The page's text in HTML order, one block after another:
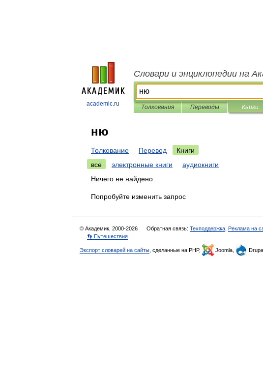
academic.ru
Словари и энциклопедии на
Толкования Переводы Книги
ню
Толкование Перевод
Книги
все
электронные книги
аудиокниги
Ничего не найдено.
Попробуйте изменить запрос
© Академик, 2000-2026 Обратная связь: Техподдержка Реклама на
👣 Путешествия
Экспорт словарей на сайты , сделанные на PHP, Joomla,